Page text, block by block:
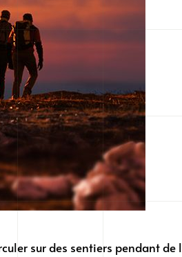
sur des sentiers pendant de